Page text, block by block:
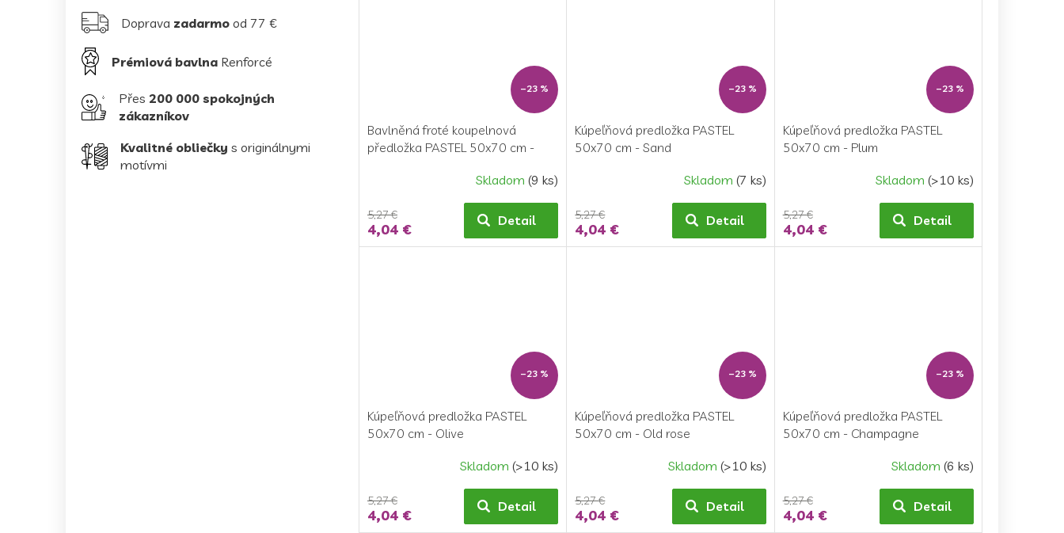
Doprava zadarmo od 77 €
Prémiová bavlna Renforcé
Přes 200 000 spokojných
zákazníkov
Kvalitné obliečky s originálnymi
motívmi
–23 %
Bavlněná froté koupelnová
předložka PASTEL 50x70 cm -
Skladom(9 ks)
5,27 €
4,04 € Detail
–23 %
Kúpeľňová predložka PASTEL
50x70 cm - Sand
Skladom (7 ks)
5,27 €
4,04 € Detail
–23 %
Kúpeľňová predložka PASTEL
50x70 cm - Plum
Skladom (>10 ks)
5,27 €
4,04 € Detail
–23 %
Kúpeľňová predložka PASTEL
50x70 cm - Olive
Skladom(>10 ks)
5,27 €
4,04 € Detail
–23 %
Kúpeľňová predložka PASTEL
50x70 cm - Old rose
Skladom (>10 ks)
5,27 €
4,04 € Detail
–23 %
Kúpeľňová predložka PASTEL
50x70 cm - Champagne
Skladom (6 ks)
5,27 €
4,04 € Detail